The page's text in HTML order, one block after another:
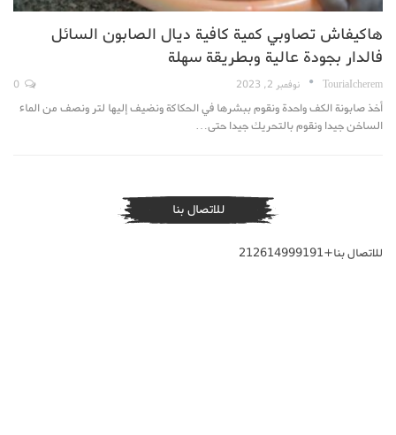
هاكيفاش تصاوبي كمية كافية ديال الصابون السائل
فالدار بجودة عالية وبطريقة سهلة
TouriaIcherem نوفمبر 2, 2023
أخذ صابونة الكف واحدة ونقوم ببشرها في الحكاكة ونضيف إليها لتر ونصف من الماء
الساخن جيدا ونقوم بالتحريك جيدا حتى…
للاتصال بنا
للاتصال بنا+212614999191